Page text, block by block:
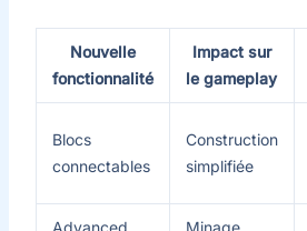
Nouvelle
fonctionnalité
Impact sur
le gameplay
Blocs
connectables
Construction
simplifiée